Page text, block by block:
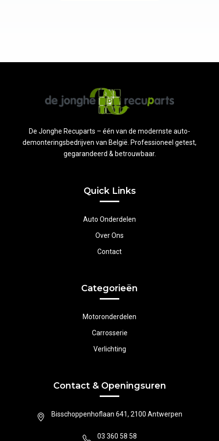
De Jonghe Recuparts – één van de modernste auto-
demonteringsbedrijven van België. Professioneel getest,
gegarandeerd & betrouwbaar.
Quick Links
Auto Onderdelen
Over Ons
Contact
Categorieën
Motoronderdelen
Carrosserie
Verlichting
Contact & Openingsuren
Bisschoppenhoflaan 641, 2100 Antwerpen
03 360 58 58